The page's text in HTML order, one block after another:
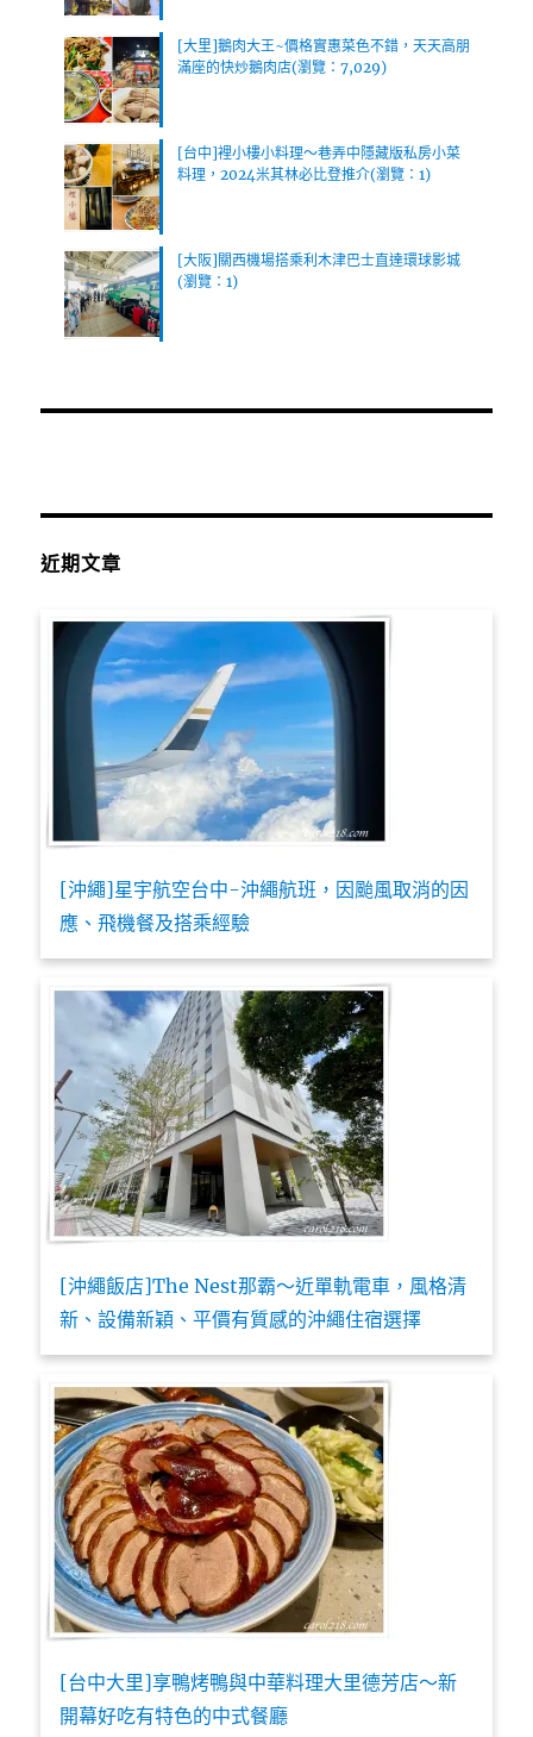
[大里]鵝肉大王~價格實惠菜色不錯，天天高朋
滿座的快炒鵝肉店(瀏覽：7,029)
[台中]裡小樓小料理～巷弄中隱藏版私房小菜
料理，2024米其林必比登推介(瀏覽：1)
[大阪]關西機場搭乘利木津巴士直達環球影城
(瀏覽：1)
近期文章
[沖繩]星宇航空台中-沖繩航班，因颱風取消的因
應、飛機餐及搭乘經驗
[沖繩飯店]The Nest那霸～近單軌電車，風格清
新、設備新穎、平價有質感的沖繩住宿選擇
[台中大里]享鴨烤鴨與中華料理大里德芳店～新
開幕好吃有特色的中式餐廳